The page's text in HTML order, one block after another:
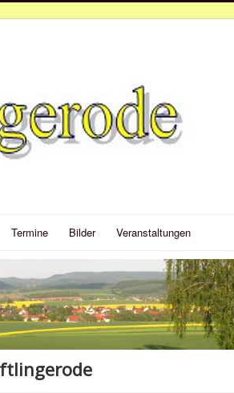
Termine Bilder Veranstaltungen